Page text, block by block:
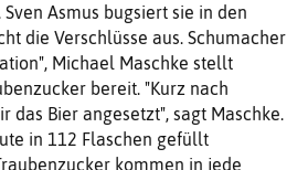
Asmus bugsiert sie in den
die Verschlüsse aus. Schumacher
Michael Maschke stellt
bereit. "Kurz nach
das Bier angesetzt", sagt Maschke.
in 112 Flaschen gefüllt
kommen in jede